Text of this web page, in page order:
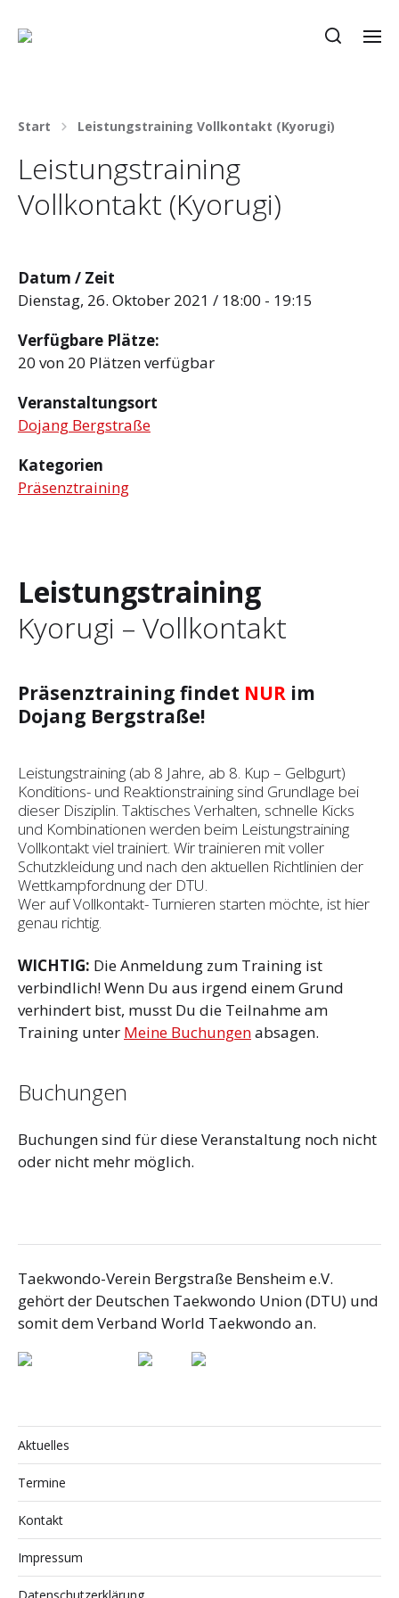
Start Leistungstraining Vollkontakt (Kyorugi)
Leistungstraining
Vollkontakt (Kyorugi)
Datum / Zeit
Dienstag, 26. Oktober 2021 / 18:00 - 19:15
Verfügbare Plätze:
20 von 20 Plätzen verfügbar
Veranstaltungsort
Dojang Bergstraße
Kategorien
Präsenztraining
Leistungstraining
Kyorugi – Vollkontakt
Präsenztraining findet NUR im
Dojang Bergstraße!
Leistungstraining (ab 8 Jahre, ab 8. Kup – Gelbgurt)
Konditions- und Reaktionstraining sind Grundlage bei
dieser Disziplin. Taktisches Verhalten, schnelle Kicks
und Kombinationen werden beim Leistungstraining
Vollkontakt viel trainiert. Wir trainieren mit voller
Schutzkleidung und nach den aktuellen Richtlinien der
Wettkampfordnung der DTU.
Wer auf Vollkontakt- Turnieren starten möchte, ist hier
genau richtig.
WICHTIG: Die Anmeldung zum Training ist
verbindlich! Wenn Du aus irgend einem Grund
verhindert bist, musst Du die Teilnahme am
Training unter Meine Buchungenabsagen.
Buchungen
Buchungen sind für diese Veranstaltung noch nicht
oder nicht mehr möglich.
Taekwondo-Verein Bergstraße Bensheim e.V.
gehört der Deutschen Taekwondo Union (DTU) und
somit dem Verband World Taekwondo an.
Aktuelles
Termine
Kontakt
Impressum